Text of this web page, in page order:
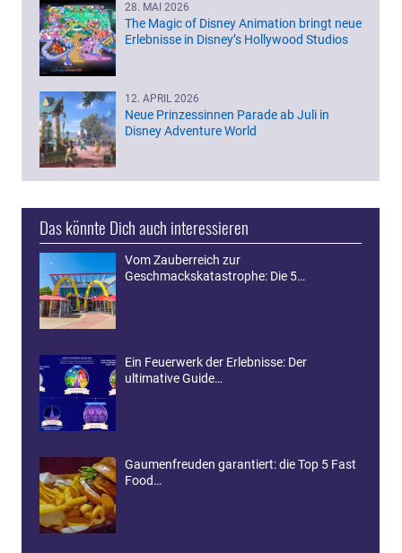
28. MAI 2026
The Magic of Disney Animation bringt neue
Erlebnisse in Disney’s Hollywood Studios
12. APRIL 2026
Neue Prinzessinnen Parade ab Juli in
Disney Adventure World
Das könnte Dich auch interessieren
Vom Zauberreich zur
Geschmackskatastrophe: Die 5…
Ein Feuerwerk der Erlebnisse: Der
ultimative Guide…
Gaumenfreuden garantiert: die Top 5 Fast
Food…